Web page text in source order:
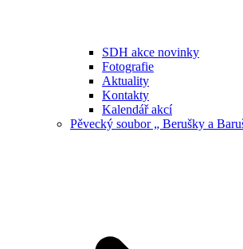
SDH akce novinky
Fotografie
Aktuality
Kontakty
Kalendář akcí
Pěvecký soubor „ Berušky a